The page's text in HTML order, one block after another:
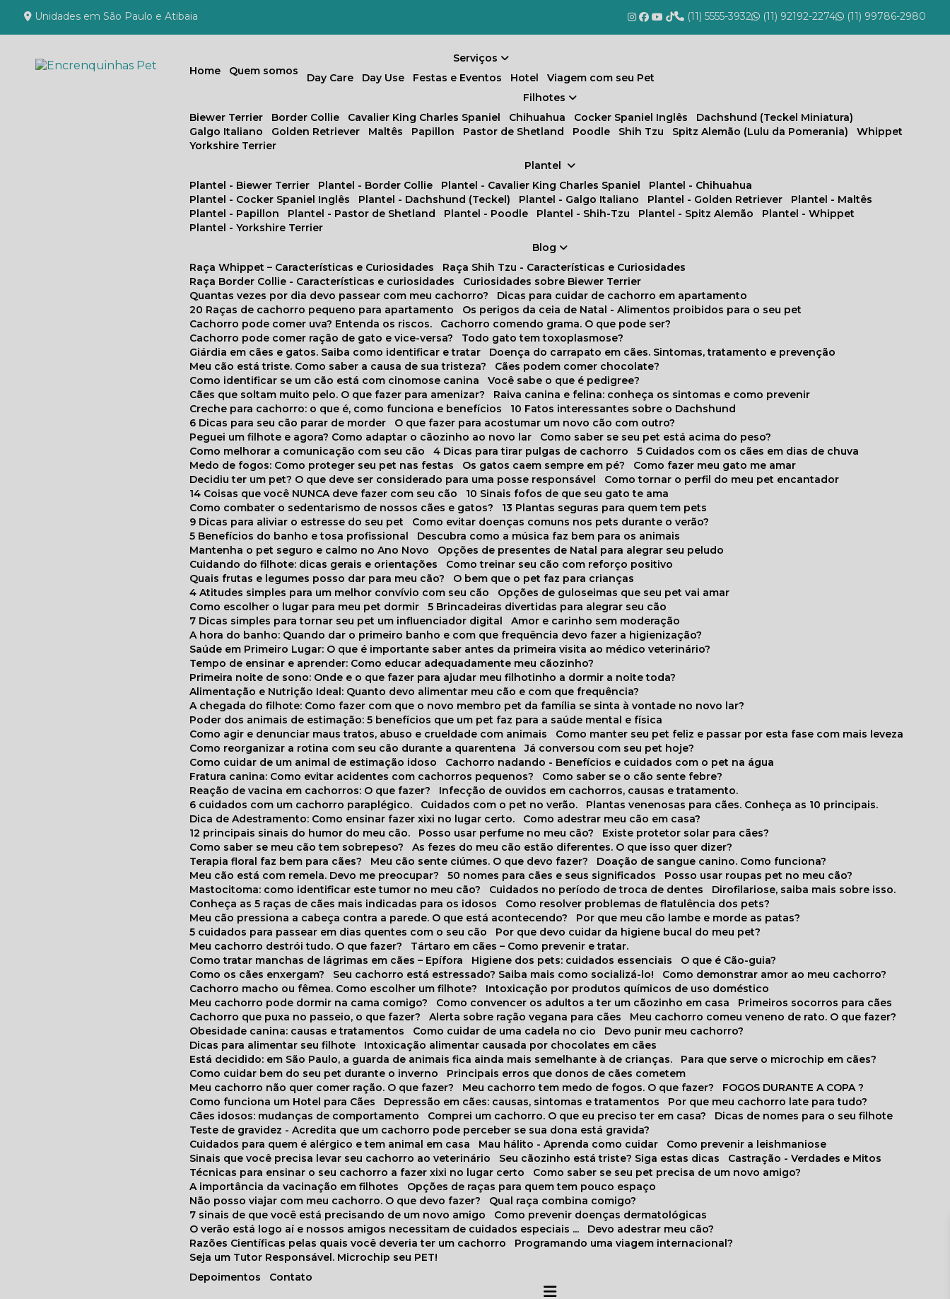
Unidades em São Paulo e Atibaia (11) 5555-3932 (11) 92192-2274 (11) 99786-2980
Home Quem somos
Depoimentos
Plantel
Plantel - Biewer Terrier
Plantel - Border Collie Plantel - Cavalier King Charles Spaniel
Plantel - Chihuahua
Plantel - Cocker Spaniel Inglês
Plantel - Dachshund (Teckel) Plantel - Galgo Italiano Plantel - Golden Retriever
Plantel - Maltês
Plantel - Papillon
Plantel - Pastor de Shetland Plantel - Poodle Plantel - Shih-Tzu Plantel - Spitz Alemão
Plantel - Whippet
Plantel - Yorkshire Terrier
Blog
Raça Whippet – Características e Curiosidades
Raça Shih Tzu - Características e Curiosidades
Raça Border Collie - Características e curiosidades
Curiosidades sobre Biewer Terrier
Quantas vezes por dia devo passear com meu cachorro?
Dicas para cuidar de cachorro em apartamento
20 Raças de cachorro pequeno para apartamento
Os perigos da ceia de Natal - Alimentos proibidos para o seu pet
Cachorro pode comer uva? Entenda os riscos.
Cachorro comendo grama. O que pode ser?
Cachorro pode comer ração de gato e vice-versa?
Todo gato tem toxoplasmose?
Giárdia em cães e gatos. Saiba como identificar e tratar
Doença do carrapato em cães. Sintomas, tratamento e prevenção
Meu cão está triste. Como saber a causa de sua tristeza?
Cães podem comer chocolate?
Como identificar se um cão está com cinomose canina
Você sabe o que é pedigree?
Cães que soltam muito pelo. O que fazer para amenizar?
Raiva canina e felina: conheça os sintomas e como prevenir
Creche para cachorro: o que é, como funciona e benefícios
10 Fatos interessantes sobre o Dachshund
6 Dicas para seu cão parar de morder
O que fazer para acostumar um novo cão com outro?
Peguei um filhote e agora? Como adaptar o cãozinho ao novo lar
Como saber se seu pet está acima do peso?
Como melhorar a comunicação com seu cão
4 Dicas para tirar pulgas de cachorro
5 Cuidados com os cães em dias de chuva
Medo de fogos: Como proteger seu pet nas festas
Os gatos caem sempre em pé?
Como fazer meu gato me amar
Decidiu ter um pet? O que deve ser considerado para uma posse responsável
Como tornar o perfil do meu pet encantador
14 Coisas que você NUNCA deve fazer com seu cão
10 Sinais fofos de que seu gato te ama
Como combater o sedentarismo de nossos cães e gatos?
13 Plantas seguras para quem tem pets
9 Dicas para aliviar o estresse do seu pet
Como evitar doenças comuns nos pets durante o verão?
5 Benefícios do banho e tosa profissional
Descubra como a música faz bem para os animais
Mantenha o pet seguro e calmo no Ano Novo
Opções de presentes de Natal para alegrar seu peludo
Cuidando do filhote: dicas gerais e orientações
Como treinar seu cão com reforço positivo
Quais frutas e legumes posso dar para meu cão?
O bem que o pet faz para crianças
4 Atitudes simples para um melhor convívio com seu cão
Opções de guloseimas que seu pet vai amar
Como escolher o lugar para meu pet dormir
5 Brincadeiras divertidas para alegrar seu cão
7 Dicas simples para tornar seu pet um influenciador digital
Amor e carinho sem moderação
A hora do banho: Quando dar o primeiro banho e com que frequência devo fazer a higienização?
Saúde em Primeiro Lugar: O que é importante saber antes da primeira visita ao médico veterinário?
Tempo de ensinar e aprender: Como educar adequadamente meu cãozinho?
Primeira noite de sono: Onde e o que fazer para ajudar meu filhotinho a dormir a noite toda?
Alimentação e Nutrição Ideal: Quanto devo alimentar meu cão e com que frequência?
A chegada do filhote: Como fazer com que o novo membro pet da família se sinta à vontade no novo lar?
Poder dos animais de estimação: 5 benefícios que um pet faz para a saúde mental e física
Como agir e denunciar maus tratos, abuso e crueldade com animais
Como manter seu pet feliz e passar por esta fase com mais leveza
Como reorganizar a rotina com seu cão durante a quarentena
Já conversou com seu pet hoje?
Como cuidar de um animal de estimação idoso
Cachorro nadando - Benefícios e cuidados com o pet na água
Fratura canina: Como evitar acidentes com cachorros pequenos?
Como saber se o cão sente febre?
Reação de vacina em cachorros: O que fazer?
Infecção de ouvidos em cachorros, causas e tratamento.
6 cuidados com um cachorro paraplégico.
Cuidados com o pet no verão.
Plantas venenosas para cães. Conheça as 10 principais.
Dica de Adestramento: Como ensinar fazer xixi no lugar certo.
Como adestrar meu cão em casa?
12 principais sinais do humor do meu cão.
Posso usar perfume no meu cão?
Existe protetor solar para cães?
Como saber se meu cão tem sobrepeso?
As fezes do meu cão estão diferentes. O que isso quer dizer?
Terapia floral faz bem para cães?
Meu cão sente ciúmes. O que devo fazer?
Doação de sangue canino. Como funciona?
Meu cão está com remela. Devo me preocupar?
50 nomes para cães e seus significados
Posso usar roupas pet no meu cão?
Mastocitoma: como identificar este tumor no meu cão?
Cuidados no período de troca de dentes
Dirofilariose, saiba mais sobre isso.
Conheça as 5 raças de cães mais indicadas para os idosos
Como resolver problemas de flatulência dos pets?
Meu cão pressiona a cabeça contra a parede. O que está acontecendo?
Por que meu cão lambe e morde as patas?
5 cuidados para passear em dias quentes com o seu cão
Por que devo cuidar da higiene bucal do meu pet?
Meu cachorro destrói tudo. O que fazer?
Tártaro em cães – Como prevenir e tratar.
Como tratar manchas de lágrimas em cães – Epífora
Higiene dos pets: cuidados essenciais
O que é Cão-guia?
Como os cães enxergam?
Seu cachorro está estressado? Saiba mais como socializá-lo!
Como demonstrar amor ao meu cachorro?
Cachorro macho ou fêmea. Como escolher um filhote?
Intoxicação por produtos químicos de uso doméstico
Meu cachorro pode dormir na cama comigo?
Como convencer os adultos a ter um cãozinho em casa
Primeiros socorros para cães
Cachorro que puxa no passeio, o que fazer?
Alerta sobre ração vegana para cães
Meu cachorro comeu veneno de rato. O que fazer?
Obesidade canina: causas e tratamentos
Como cuidar de uma cadela no cio
Devo punir meu cachorro?
Dicas para alimentar seu filhote
Intoxicação alimentar causada por chocolates em cães
Está decidido: em São Paulo, a guarda de animais fica ainda mais semelhante à de crianças.
Para que serve o microchip em cães?
Como cuidar bem do seu pet durante o inverno
Principais erros que donos de cães cometem
Meu cachorro não quer comer ração. O que fazer?
Meu cachorro tem medo de fogos. O que fazer?
FOGOS DURANTE A COPA ?
Como funciona um Hotel para Cães
Depressão em cães: causas, sintomas e tratamentos
Por que meu cachorro late para tudo?
Cães idosos: mudanças de comportamento
Comprei um cachorro. O que eu preciso ter em casa?
Dicas de nomes para o seu filhote
Teste de gravidez - Acredita que um cachorro pode perceber se sua dona está gravida?
Cuidados para quem é alérgico e tem animal em casa
Mau hálito - Aprenda como cuidar
Como prevenir a leishmaniose
Sinais que você precisa levar seu cachorro ao veterinário
Seu cãozinho está triste? Siga estas dicas
Castração - Verdades e Mitos
Técnicas para ensinar o seu cachorro a fazer xixi no lugar certo
Como saber se seu pet precisa de um novo amigo?
A importância da vacinação em filhotes
Opções de raças para quem tem pouco espaço
Não posso viajar com meu cachorro. O que devo fazer?
Qual raça combina comigo?
7 sinais de que você está precisando de um novo amigo
Como prevenir doenças dermatológicas
O verão está logo aí e nossos amigos necessitam de cuidados especiais ...
Devo adestrar meu cão?
Razões Científicas pelas quais você deveria ter um cachorro
Programando uma viagem internacional?
Seja um Tutor Responsável. Microchip seu PET!
Serviços
Day Care
Day Use Festas e Eventos Hotel
Viagem com seu Pet
Filhotes
Biewer Terrier
Border Collie Cavalier King Charles Spaniel Chihuahua Cocker Spaniel Inglês
Dachshund (Teckel Miniatura)
Galgo Italiano
Golden Retriever Maltês Papillon Pastor de Shetland Poodle Shih Tzu Spitz Alemão (Lulu da Pomerania)
Whippet
Yorkshire Terrier
Contato